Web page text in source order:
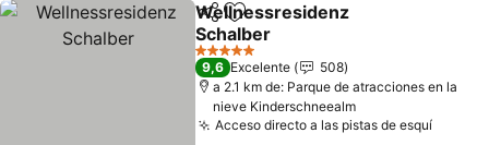
CompartirAñadir a favoritos
Wellnessresidenz
Schalber
5 Estrellas
9,6 Excelente
508
a 2.1 km de: Parque de atracciones en la
nieve Kinderschneealm
Acceso directo a las pistas de esquí